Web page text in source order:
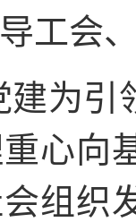
工会
建为引
心向
组织